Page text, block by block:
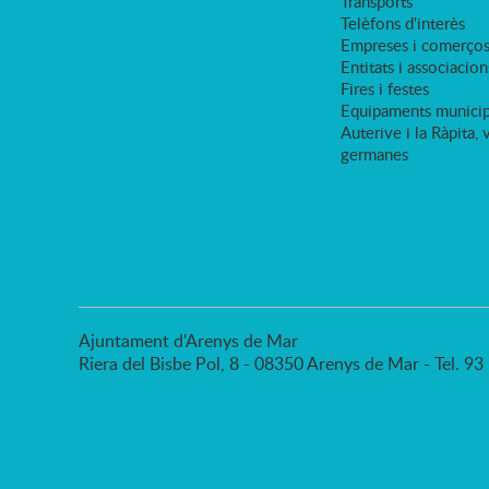
Telèfons d'interès
Empreses i comerços
Entitats i
Fires i festes
Equipaments
Auterive i la Ràpita,
germanes
Ajuntament d'Arenys de Mar
Riera del Bisbe Pol, 8 - 08350 Arenys de Mar - Tel.